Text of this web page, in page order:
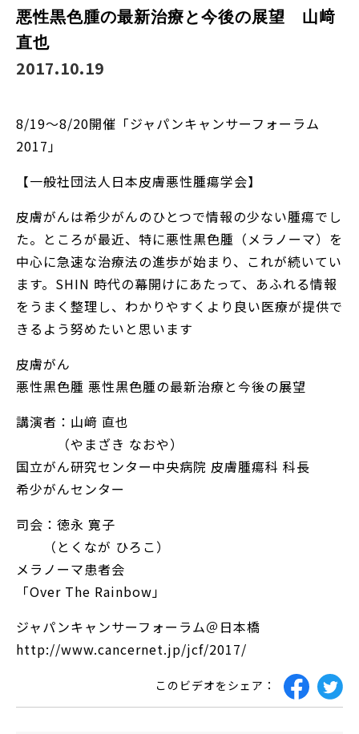
悪性黒色腫の最新治療と今後の展望 山﨑
直也
2017.10.19
8/19～8/20開催「ジャパンキャンサーフォーラム
2017」
【一般社団法人日本皮膚悪性腫瘍学会】
皮膚がんは希少がんのひとつで情報の少ない腫瘍でし
た。ところが最近、特に悪性黒色腫（メラノーマ）を
中心に急速な治療法の進歩が始まり、これが続いてい
ます。SHIN 時代の幕開けにあたって、あふれる情報
をうまく整理し、わかりやすくより良い医療が提供で
きるよう努めたいと思います
皮膚がん
悪性黒色腫 悪性黒色腫の最新治療と今後の展望
講演者：山﨑 直也
（やまざき なおや）
国立がん研究センター中央病院 皮膚腫瘍科 科長
希少がんセンター
司会：徳永 寛子
（とくなが ひろこ）
メラノーマ患者会
「Over The Rainbow」
ジャパンキャンサーフォーラム＠日本橋
http://www.cancernet.jp/jcf/2017/
このビデオをシェア：